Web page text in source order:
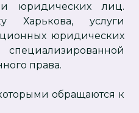
юридических лиц.
Харькова, услуги
юридических
права.
обращаются к